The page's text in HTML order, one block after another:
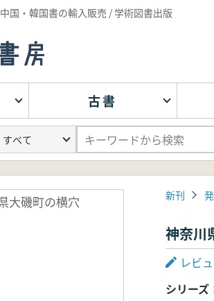
国・韓国書の輸入販売 / 学術図書出版
古書
大磯町の横穴 新刊
神奈川
レビ
シリーズ